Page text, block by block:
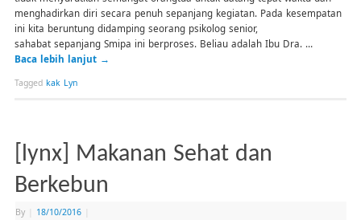
menghadirkan diri secara penuh sepanjang kegiatan. Pada kesempatan
ini kita beruntung didamping seorang psikolog senior,
sahabat sepanjang Smipa ini berproses. Beliau adalah Ibu Dra. …
Baca lebih lanjut →
Tagged kak Lyn
[lynx] Makanan Sehat dan
Berkebun
By 18/10/2016